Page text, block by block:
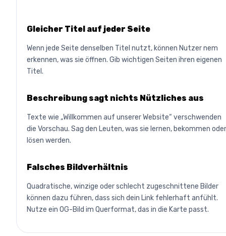
Gleicher Titel auf jeder Seite
Wenn jede Seite denselben Titel nutzt, können Nutzer nem
erkennen, was sie öffnen. Gib wichtigen Seiten ihren eigenen
Titel.
Beschreibung sagt nichts Nützliches aus
Texte wie „Willkommen auf unserer Website“ verschwenden
die Vorschau. Sag den Leuten, was sie lernen, bekommen oder
lösen werden.
Falsches Bildverhältnis
Quadratische, winzige oder schlecht zugeschnittene Bilder
können dazu führen, dass sich dein Link fehlerhaft anfühlt.
Nutze ein OG-Bild im Querformat, das in die Karte passt.